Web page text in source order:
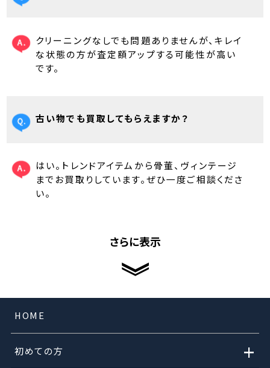
クリーニングなしでも問題ありませんが、キレイ
な状態の方が査定額アップする可能性が高い
です。
古い物でも買取してもらえますか？
はい。トレンドアイテムから骨董、ヴィンテージ
までお買取りしています。ぜひ一度ご相談くださ
い。
さらに表示
HOME
初めての方 +